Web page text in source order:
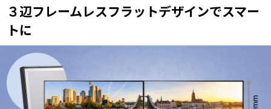
３辺フレームレスフラットデザインでスマー
トに